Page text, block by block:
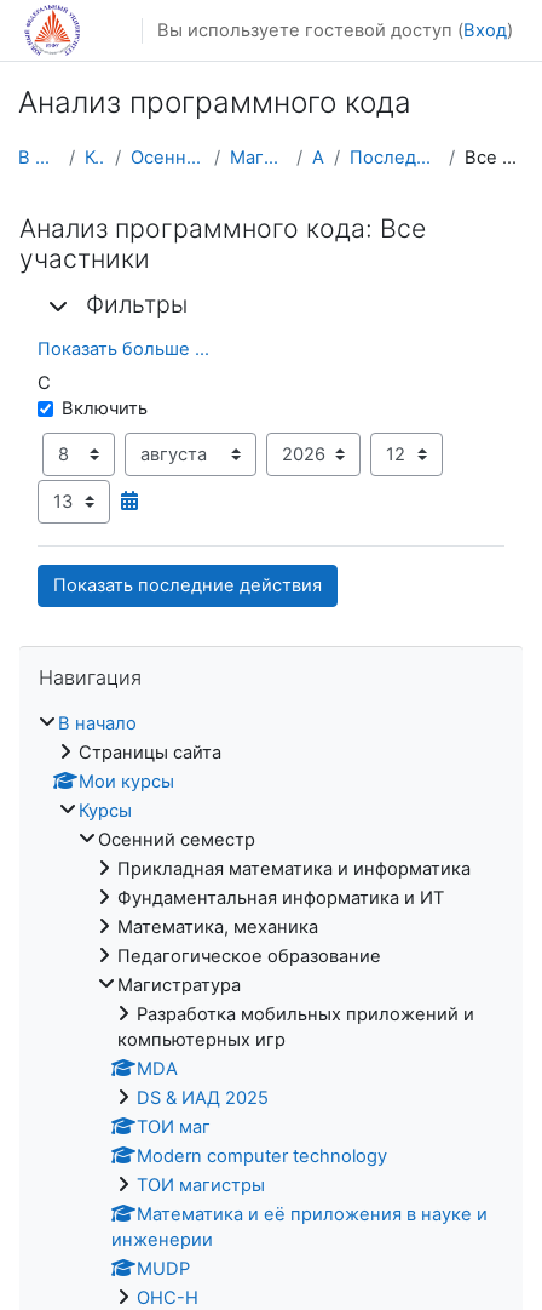
Перейти к основному содержанию
Вы используете гостевой доступ (Вход)
Анализ программного кода
В начало Курсы Осенний семестр Магистратура АПК Последние действия Все участники
Анализ программного кода: Все
участники
Фильтры
ФильтрыФильтры
Показать больше ...
С
С Включить
День
Месяц Год Час
Минута
Навигация
В начало
Страницы сайта
Мои курсы
Курсы
Осенний семестр
Прикладная математика и информатика
Фундаментальная информатика и ИТ
Математика, механика
Педагогическое образование
Магистратура
Разработка мобильных приложений и
компьютерных игр
MDA
DS & ИАД 2025
ТОИ маг
Modern computer technology
ТОИ магистры
Математика и её приложения в науке и
инженерии
MUDP
ОНС-Н